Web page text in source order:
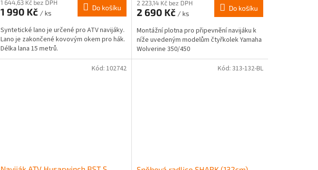
1 644,63 Kč bez DPH
1 990 Kč / ks
Do košíku
Syntetické lano je určené pro ATV navijáky.
Lano je zakončené kovovým okem pro hák.
Délka lana 15 metrů.
2 223,14 Kč bez DPH
2 690 Kč / ks
Do košíku
Montážní plotna pro připevnění navijáku k
níže uvedeným modelům čtyřkolek Yamaha
Wolverine 350/450
Kód: 102742 Kód: 313-132-BL